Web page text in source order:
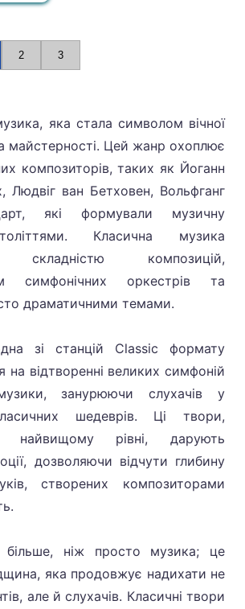
2 3
яка стала символом вічної
майстерності. Цей жанр охоплює
композиторів, таких як Йоганн
Людвіг ван Бетховен, Вольфганг
які формували музичну
Класична музика
складністю композицій,
симфонічних оркестрів та
драматичними темами.
зі станцій Classic формату
на відтворенні великих симфоній
занурюючи слухачів у
шедеврів. Ці твори,
найвищому рівні, дарують
дозволяючи відчути глибину
створених композиторами
ніж просто музика; це
яка продовжує надихати не
але й слухачів. Класичні твори